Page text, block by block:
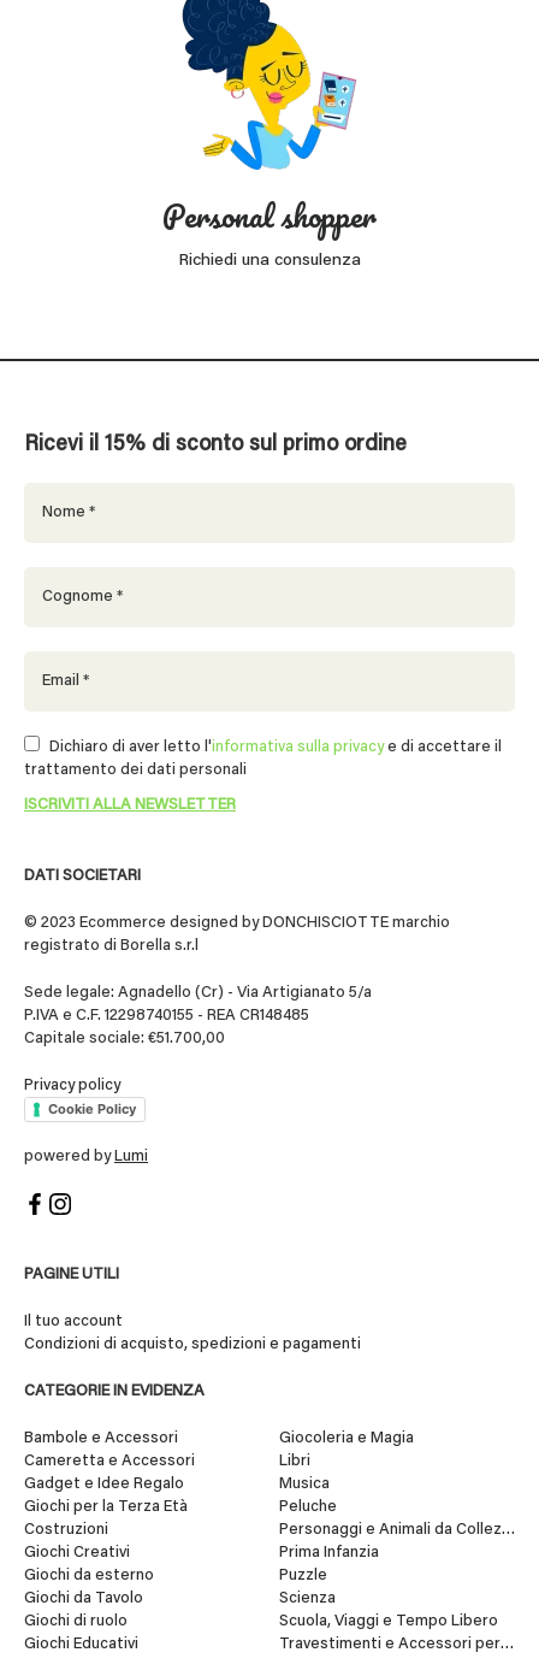
Personal shopper
Richiedi una consulenza
DATI SOCIETARI
© 2023 Ecommerce designed by DONCHISCIOTTE marchio
registrato di Borella s.r.l
Sede legale: Agnadello (Cr) - Via Artigianato 5/a
P.IVA e C.F. 12298740155 - REA CR148485
Capitale sociale: €51.700,00
Privacy policy
Cookie Policy
powered by Lumi
PAGINE UTILI
Il tuo account
Condizioni di acquisto, spedizioni e pagamenti
CATEGORIE IN EVIDENZA
Bambole e Accessori
Cameretta e Accessori
Gadget e Idee Regalo
Giochi per la Terza Età
Costruzioni
Giochi Creativi
Giochi da esterno
Giochi da Tavolo
Giochi di ruolo
Giochi Educativi
Giocoleria e Magia
Libri
Musica
Peluche
Personaggi e Animali da Collezione
Prima Infanzia
Puzzle
Scienza
Scuola, Viaggi e Tempo Libero
Travestimenti e Accessori per
Ricevi il 15% di sconto sul primo ordine
Dichiaro di aver letto l'informativa sulla privacye di accettare il
trattamento dei dati personali